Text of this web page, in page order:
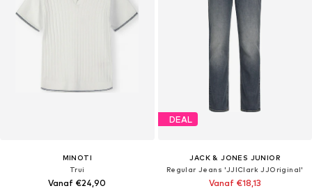
MINOTI
Trui
Vanaf €24,90
DEAL
JACK & JONES JUNIOR
Regular Jeans 'JJIClark JJOriginal'
Vanaf €18,13